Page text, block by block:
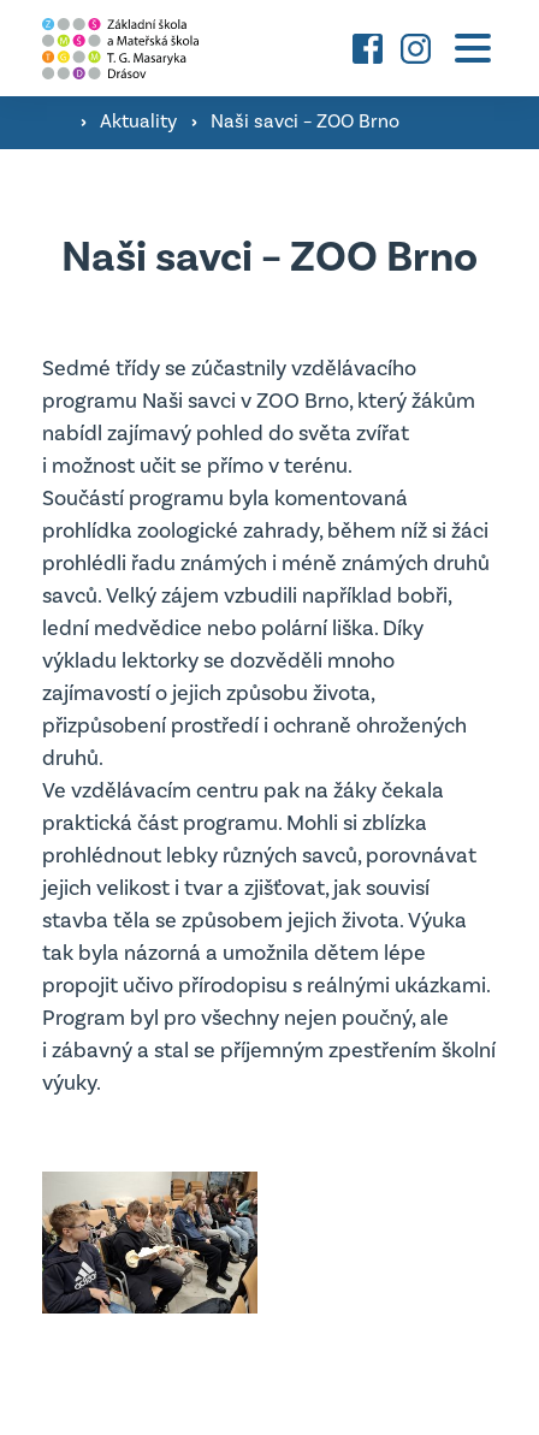
Základní škola
O škole a fotografie ›
Úřední deska
Důležité dokumenty
Projekty
Školská rada
Školní parlament
Mateřská škola
Třídy ›
Důležité dokumenty
Projekty MŠ
vyhledávání
Edookit
Jídelna
› Aktuality › Naši savci – ZOO Brno
Naši savci – ZOO Brno
Sedmé třídy se zúčastnily vzdělávacího
programu Naši savci v ZOO Brno, který žákům
nabídl zajímavý pohled do světa zvířat
i možnost učit se přímo v terénu.
Součástí programu byla komentovaná
prohlídka zoologické zahrady, během níž si žáci
prohlédli řadu známých i méně známých druhů
savců. Velký zájem vzbudili například bobři,
lední medvědice nebo polární liška. Díky
výkladu lektorky se dozvěděli mnoho
zajímavostí o jejich způsobu života,
přizpůsobení prostředí i ochraně ohrožených
druhů.
Ve vzdělávacím centru pak na žáky čekala
praktická část programu. Mohli si zblízka
prohlédnout lebky různých savců, porovnávat
jejich velikost i tvar a zjišťovat, jak souvisí
stavba těla se způsobem jejich života. Výuka
tak byla názorná a umožnila dětem lépe
propojit učivo přírodopisu s reálnými ukázkami.
Program byl pro všechny nejen poučný, ale
i zábavný a stal se příjemným zpestřením školní
výuky.